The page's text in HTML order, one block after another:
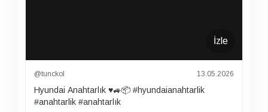
İzle
@tunckol 13.05.2026
Hyundai Anahtarlık ♥️🚙📦 #hyundaianahtarlik
#anahtarlik #anahtarlık